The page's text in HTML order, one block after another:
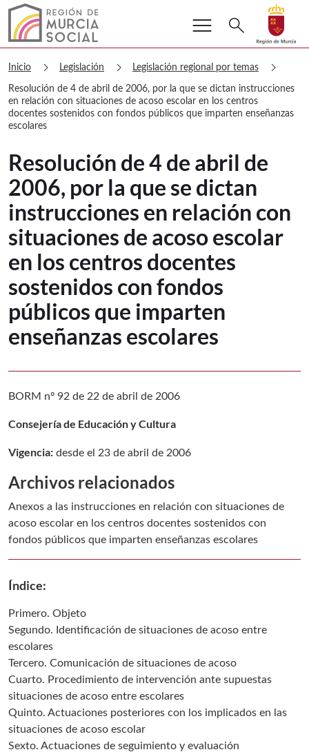
Murcia Social Resolución de 4 de
Volver a
Ir a
menu Buscar
search
Inicio chevron_right Legislación chevron_right Legislación regional por temas chevron_right
Resolución de 4 de abril de 2006, por la que se dictan instrucciones
en relación con situaciones de acoso escolar en los centros
docentes sostenidos con fondos públicos que imparten enseñanzas
escolares
Resolución de 4 de abril de
2006, por la que se dictan
instrucciones en relación con
situaciones de acoso escolar
en los centros docentes
sostenidos con fondos
públicos que imparten
enseñanzas escolares
BORM nº 92 de 22 de abril de 2006
Consejería de Educación y Cultura
Vigencia: desde el 23 de abril de 2006
Archivos relacionados
Anexos a las instrucciones en relación con situaciones de
acoso escolar en los centros docentes sostenidos con
fondos públicos que imparten enseñanzas escolares
Índice:
Primero. Objeto
Segundo. Identificación de situaciones de acoso entre
escolares
Tercero. Comunicación de situaciones de acoso
Cuarto. Procedimiento de intervención ante supuestas
situaciones de acoso entre escolares
Quinto. Actuaciones posteriores con los implicados en las
situaciones de acoso escolar
Sexto. Actuaciones de seguimiento y evaluación